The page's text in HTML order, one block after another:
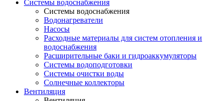
Системы водоснабжения
Системы водоснабжения
Водонагреватели
Насосы
Расходные материалы для систем отопления и
водоснабжения
Расширительные баки и гидроаккумуляторы
Системы водоподготовки
Системы очистки воды
Солнечные коллекторы
Вентиляция